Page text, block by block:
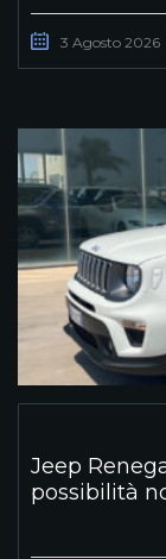
3 Agosto 2026
Jeep
possibilità